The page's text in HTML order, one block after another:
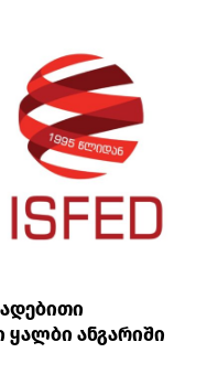
ყალბი ანგარიში